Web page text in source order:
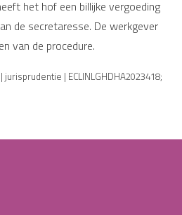
het hof een billijke vergoeding
de secretaresse. De werkgever
van de procedure.
| ECLINLGHDHA2023418;